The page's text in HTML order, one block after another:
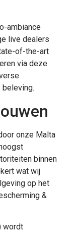
ambiance
live dealers
of-the-art
via deze
onze Malta
binnen
wat wij
op het
&
wordt